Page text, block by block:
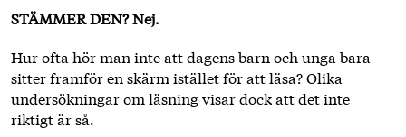
STÄMMER DEN? Nej.
Hur ofta hör man inte att dagens barn och unga bara
sitter framför en skärm istället för att läsa? Olika
undersökningar om läsning visar dock att det inte
riktigt är så.